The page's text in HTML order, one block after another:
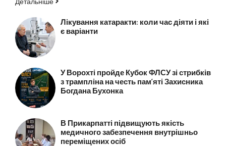
Лікування катаракти: коли час діяти і які
є варіанти
У Ворохті пройде Кубок ФЛСУ зі стрибків
з трампліна на честь пам’яті Захисника
Богдана Бухонка
В Прикарпатті підвищують якість
медичного забезпечення внутрішньо
переміщених осіб